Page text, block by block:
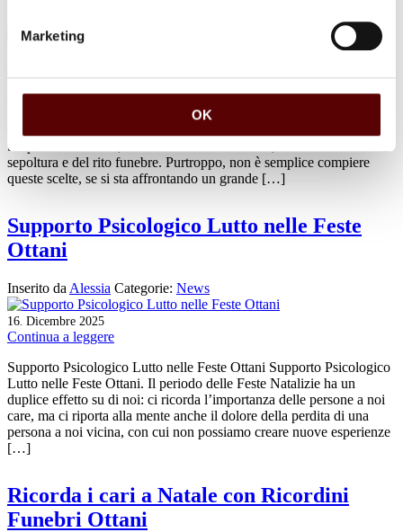
Marketing
OK
Onoranze Funebri Ottani Organizzazione Funerali Onoranze
Funebri Ottani Organizzazione Funerali. Sono molti i dettagli a cui
trasporto del feretro, alla vestizione della salma, fino alla scelta della
sepoltura e del rito funebre. Purtroppo, non è semplice compiere
queste scelte, se si sta affrontando un grande […]
Supporto Psicologico Lutto nelle Feste
Ottani
Inserito da Alessia Categorie: News
16. Dicembre 2025
Continua a leggere
Supporto Psicologico Lutto nelle Feste Ottani Supporto Psicologico
Lutto nelle Feste Ottani. Il periodo delle Feste Natalizie ha un
duplice effetto su di noi: ci ricorda l’importanza delle persone a noi
care, ma ci riporta alla mente anche il dolore della perdita di una
persona a noi vicina, con cui non possiamo creare nuove esperienze
[…]
Ricorda i cari a Natale con Ricordini
Funebri Ottani